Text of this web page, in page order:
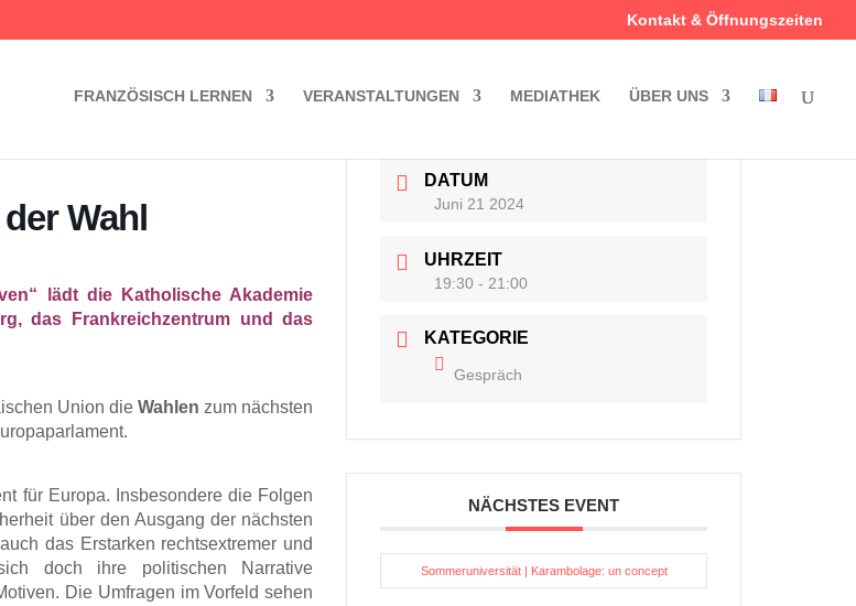
Kontakt & Öffnungszeiten
FRANZÖSISCH LERNEN VERANSTALTUNGEN MEDIATHEK ÜBER UNS
Wahl
lädt die Katholische Akademie
das Frankreichzentrum und das
Union dieWahlen zum nächsten
für Europa. Insbesondere die Folgen
über den Ausgang der nächsten
das Erstarken rechtsextremer und
doch ihre politischen Narrative
Die Umfragen im Vorfeld sehen
DATUM
Juni 21 2024
UHRZEIT
19:30 - 21:00
KATEGORIE
Gespräch
NÄCHSTES EVENT
Sommeruniversität | Karambolage: un concept